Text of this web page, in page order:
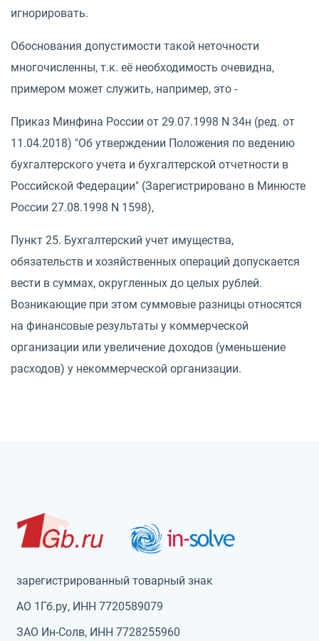
игнорировать.
Обоснования допустимости такой неточности
многочисленны, т.к. её необходимость очевидна,
примером может служить, например, это -
Приказ Минфина России от 29.07.1998 N 34н (ред. от
11.04.2018) "Об утверждении Положения по ведению
бухгалтерского учета и бухгалтерской отчетности в
Российской Федерации" (Зарегистрировано в Минюсте
России 27.08.1998 N 1598),
Пункт 25. Бухгалтерский учет имущества,
обязательств и хозяйственных операций допускается
вести в суммах, округленных до целых рублей.
Возникающие при этом суммовые разницы относятся
на финансовые результаты у коммерческой
организации или увеличение доходов (уменьшение
расходов) у некоммерческой организации.
зарегистрированный товарный знак
АО 1Гб.ру, ИНН 7720589079
ЗАО Ин-Солв, ИНН 7728255960